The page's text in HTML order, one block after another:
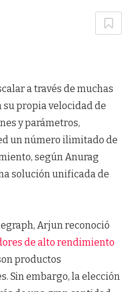
a través de muchas
su propia velocidad de
y parámetros,
un número ilimitado de
según Anurag
solución unificada de
Arjun reconoció
de alto rendimiento
productos
Sin embargo, la elección